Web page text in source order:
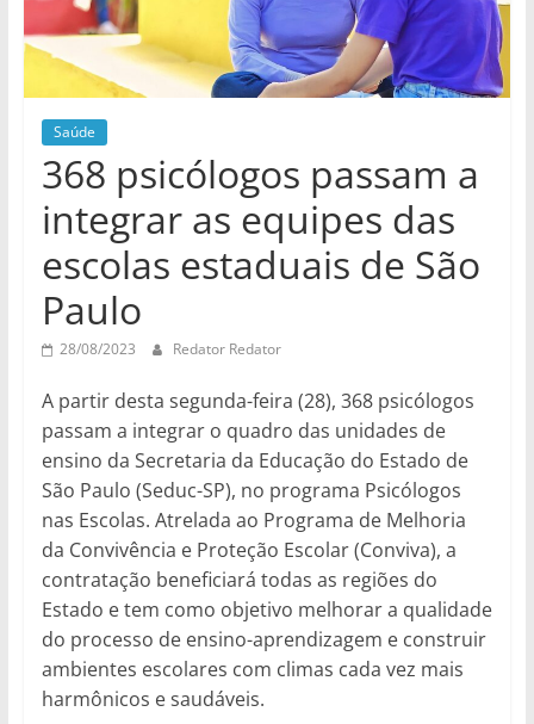
Saúde
368 psicólogos passam a
integrar as equipes das
escolas estaduais de São
Paulo
28/08/2023 Redator Redator
A partir desta segunda-feira (28), 368 psicólogos
passam a integrar o quadro das unidades de
ensino da Secretaria da Educação do Estado de
São Paulo (Seduc-SP), no programa Psicólogos
nas Escolas. Atrelada ao Programa de Melhoria
da Convivência e Proteção Escolar (Conviva), a
contratação beneficiará todas as regiões do
Estado e tem como objetivo melhorar a qualidade
do processo de ensino-aprendizagem e construir
ambientes escolares com climas cada vez mais
harmônicos e saudáveis.